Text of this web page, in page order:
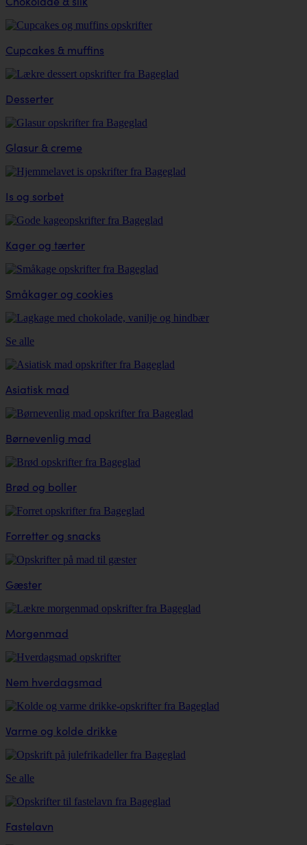
Cupcakes & muffins
Desserter
Glasur & creme
Is og sorbet
Kager og tærter
Småkager og cookies
Se alle
Asiatisk mad
Børnevenlig mad
Brød og boller
Forretter og snacks
Gæster
Morgenmad
Nem hverdagsmad
Varme og kolde drikke
Se alle
Fastelavn